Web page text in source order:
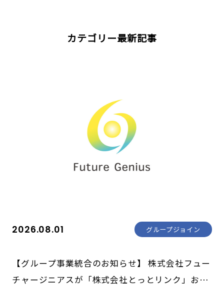
カテゴリー最新記事
2026.08.01 グループジョイン
【グループ事業統合のお知らせ】 株式会社フュー
チャージニアスが「株式会社とっとリンク」およ